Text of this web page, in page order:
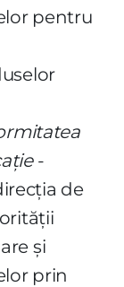
pentru
-
de
şi
prin